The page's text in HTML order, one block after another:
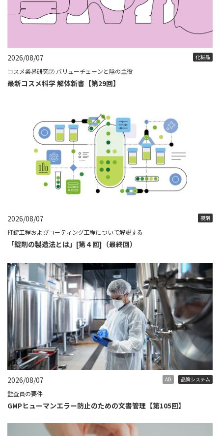
2026/08/07 化粧品
コスメ業界研究② バリューチェーンと陰の主役
最新コスメ科学 解体新書【第29回】
2026/08/07 製剤
打錠工程およびコーティング工程について解説する
「錠剤の製造法とは」[第４回]（最終回）
2026/08/07 AD 品質システム
監査員の要件
GMPヒューマンエラー防止のための文書管理【第105回】